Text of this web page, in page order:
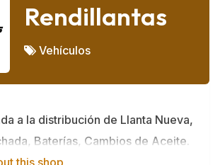
Rendillantas
Vehículos
a la distribución de Llanta Nueva,
Baterías, Cambios de Aceite.
this shop